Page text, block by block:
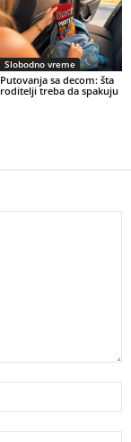
Slobodno vreme
Putovanja sa decom: šta
roditelji treba da spakuju